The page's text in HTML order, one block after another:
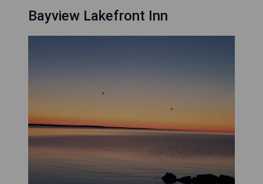
Bayview Lakefront Inn